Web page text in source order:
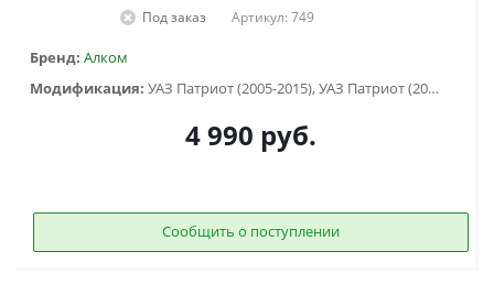
Под заказ Артикул: 749
Бренд: Алком
Модификация:
УАЗ Патриот (2005-2015), УАЗ Патриот (2015-2018), УАЗ Патриот пикап (2008-...), УАЗ Хантер (2003-...)
4 990 руб.
Сообщить о поступлении